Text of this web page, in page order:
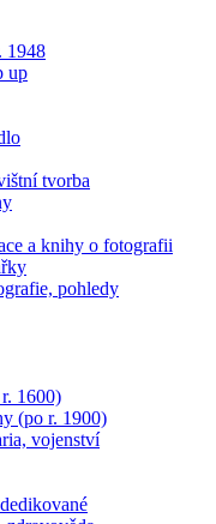
1948
up
tvorba
a knihy o fotografii
pohledy
1600)
(po r. 1900)
vojenství